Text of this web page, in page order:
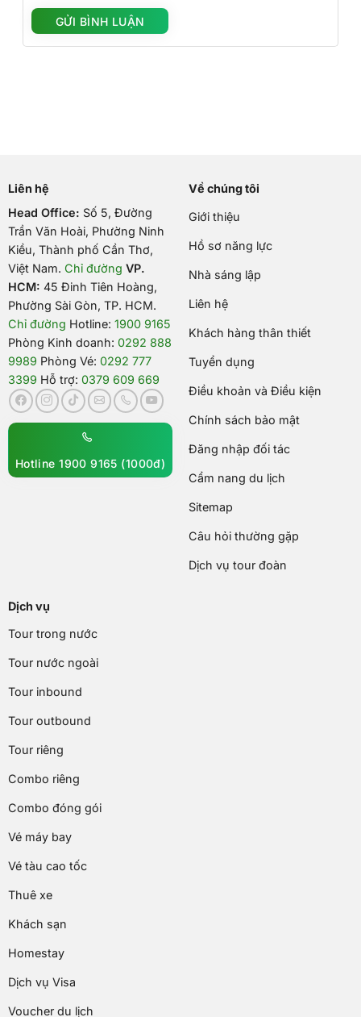
Liên hệ
Head Office: Số 5, Đường
Trần Văn Hoài, Phường Ninh
Kiều, Thành phố Cần Thơ,
Việt Nam. Chỉ đường VP.
HCM: 45 Đinh Tiên Hoàng,
Phường Sài Gòn, TP. HCM.
Chỉ đường Hotline: 1900 9165
Phòng Kinh doanh: 0292 888
9989 Phòng Vé: 0292 777
3399 Hỗ trợ: 0379 609 669
Hotline 1900 9165 (1000đ)
Về chúng tôi
Giới thiệu
Hồ sơ năng lực
Nhà sáng lập
Liên hệ
Khách hàng thân thiết
Tuyển dụng
Điều khoản và Điều kiện
Chính sách bảo mật
Đăng nhập đối tác
Cẩm nang du lịch
Sitemap
Câu hỏi thường gặp
Dịch vụ tour đoàn
Dịch vụ
Tour trong nước
Tour nước ngoài
Tour inbound
Tour outbound
Tour riêng
Combo riêng
Combo đóng gói
Vé máy bay
Vé tàu cao tốc
Thuê xe
Khách sạn
Homestay
Dịch vụ Visa
Voucher du lịch